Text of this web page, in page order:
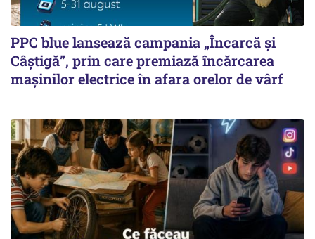
PPC blue lansează campania „Încarcă și
Câștigă”, prin care premiază încărcarea
mașinilor electrice în afara orelor de vârf